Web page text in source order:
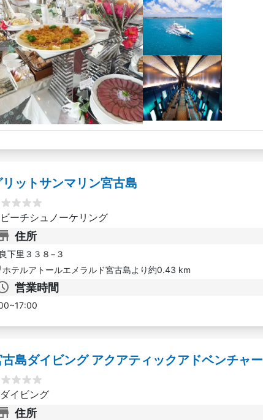
ットサンマリン宮古島
ビーチシュノーケリング
住所
下里３３８−３
ホテルアトールエメラルド宮古島より約0.43 km
営業時間
島ダイビング アクアティックアドベンチャー
ダイビング
住所